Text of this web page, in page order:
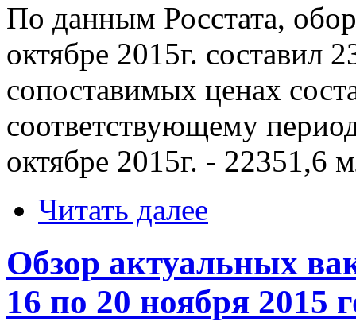
По данным Росстата,
октябре 2015г. составил
сопоставимых ценах
соответствующему
октябре 2015г. - 22351,6
Читать далее
Обзор актуальных
16 по 20 ноября 2015